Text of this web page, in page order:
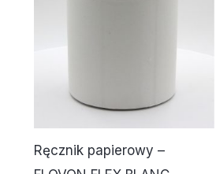
Ręcznik papierowy –